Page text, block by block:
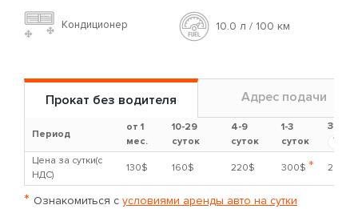
Кондиционер 10.0 л / 100 км
Прокат без водителя Адрес подачи
Период
от 1
мес.
10-29
суток
4-9
суток
1-3
суток
Залог
?
Цена за сутки(с
НДС)
130$ 160$ 220$ 300$ * 2000$
* Ознакомиться с условиями аренды авто на сутки